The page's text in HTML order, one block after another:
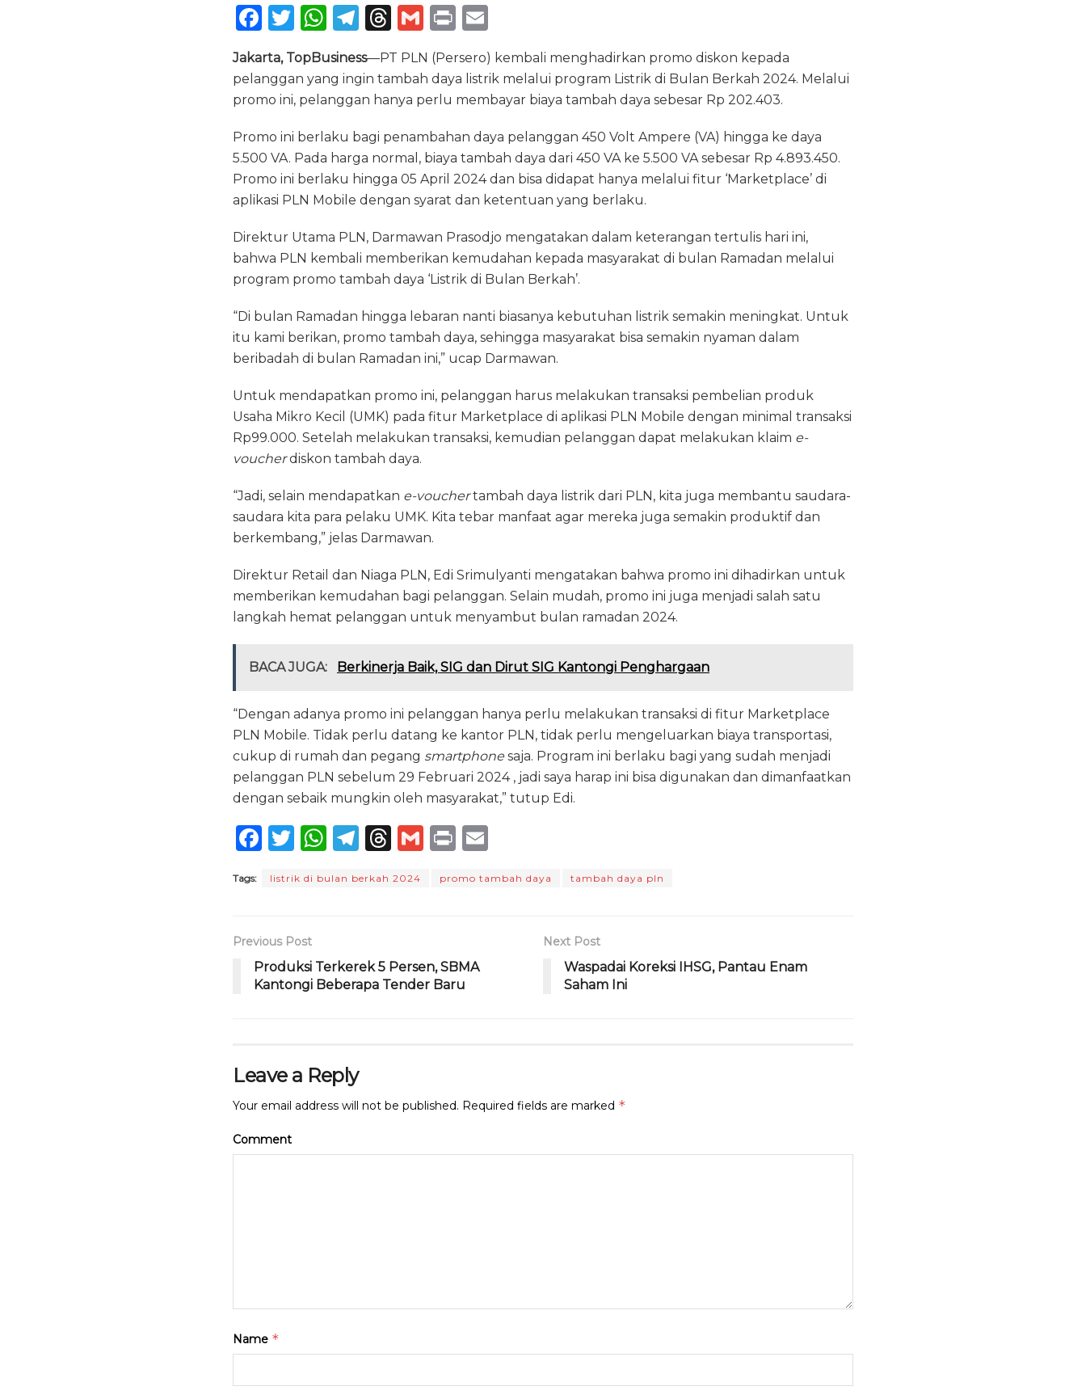
F
c
e
o
o
k
T
it
te
W
h
a
ts
p
p
T
e
g
m
T
re
a
s
G
ai
l
P
n
t
ai
l
Jakarta, TopBusiness—PT PLN (Persero) kembali menghadirkan promo diskon kepada
pelanggan yang ingin tambah daya listrik melalui program Listrik di Bulan Berkah 2024. Melalui
promo ini, pelanggan hanya perlu membayar biaya tambah daya sebesar Rp 202.403.
Promo ini berlaku bagi penambahan daya pelanggan 450 Volt Ampere (VA) hingga ke daya
5.500 VA. Pada harga normal, biaya tambah daya dari 450 VA ke 5.500 VA sebesar Rp 4.893.450.
Promo ini berlaku hingga 05 April 2024 dan bisa didapat hanya melalui fitur ‘Marketplace’ di
aplikasi PLN Mobile dengan syarat dan ketentuan yang berlaku.
Direktur Utama PLN, Darmawan Prasodjo mengatakan dalam keterangan tertulis hari ini,
bahwa PLN kembali memberikan kemudahan kepada masyarakat di bulan Ramadan melalui
program promo tambah daya ‘Listrik di Bulan Berkah’.
“Di bulan Ramadan hingga lebaran nanti biasanya kebutuhan listrik semakin meningkat. Untuk
itu kami berikan, promo tambah daya, sehingga masyarakat bisa semakin nyaman dalam
beribadah di bulan Ramadan ini,” ucap Darmawan.
Untuk mendapatkan promo ini, pelanggan harus melakukan transaksi pembelian produk
Usaha Mikro Kecil (UMK) pada fitur Marketplace di aplikasi PLN Mobile dengan minimal transaksi
Rp99.000. Setelah melakukan transaksi, kemudian pelanggan dapat melakukan klaim e-
voucherdiskon tambah daya.
“Jadi, selain mendapatkan e-vouchertambah daya listrik dari PLN, kita juga membantu saudara-
saudara kita para pelaku UMK. Kita tebar manfaat agar mereka juga semakin produktif dan
berkembang,” jelas Darmawan.
Direktur Retail dan Niaga PLN, Edi Srimulyanti mengatakan bahwa promo ini dihadirkan untuk
memberikan kemudahan bagi pelanggan. Selain mudah, promo ini juga menjadi salah satu
langkah hemat pelanggan untuk menyambut bulan ramadan 2024.
BACA JUGA: Berkinerja Baik, SIG dan Dirut SIG Kantongi Penghargaan
“Dengan adanya promo ini pelanggan hanya perlu melakukan transaksi di fitur Marketplace
PLN Mobile. Tidak perlu datang ke kantor PLN, tidak perlu mengeluarkan biaya transportasi,
cukup di rumah dan pegang smartphone saja. Program ini berlaku bagi yang sudah menjadi
pelanggan PLN sebelum 29 Februari 2024 , jadi saya harap ini bisa digunakan dan dimanfaatkan
dengan sebaik mungkin oleh masyarakat,” tutup Edi.
F
c
b
o
o
T
it
r
W
a
p
p
T
e
m
T
re
s
G
ai
P
n ai
Tags: listrik di bulan berkah 2024 promo tambah daya tambah daya pln
Previous Post
Produksi Terkerek 5 Persen, SBMA
Kantongi Beberapa Tender Baru
Next Post
Waspadai Koreksi IHSG, Pantau Enam
Saham Ini
Leave a Reply
Your email address will not be published. Required fields are marked *
Comment
Name *